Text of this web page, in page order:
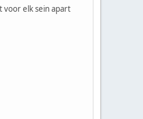
voor elk sein apart